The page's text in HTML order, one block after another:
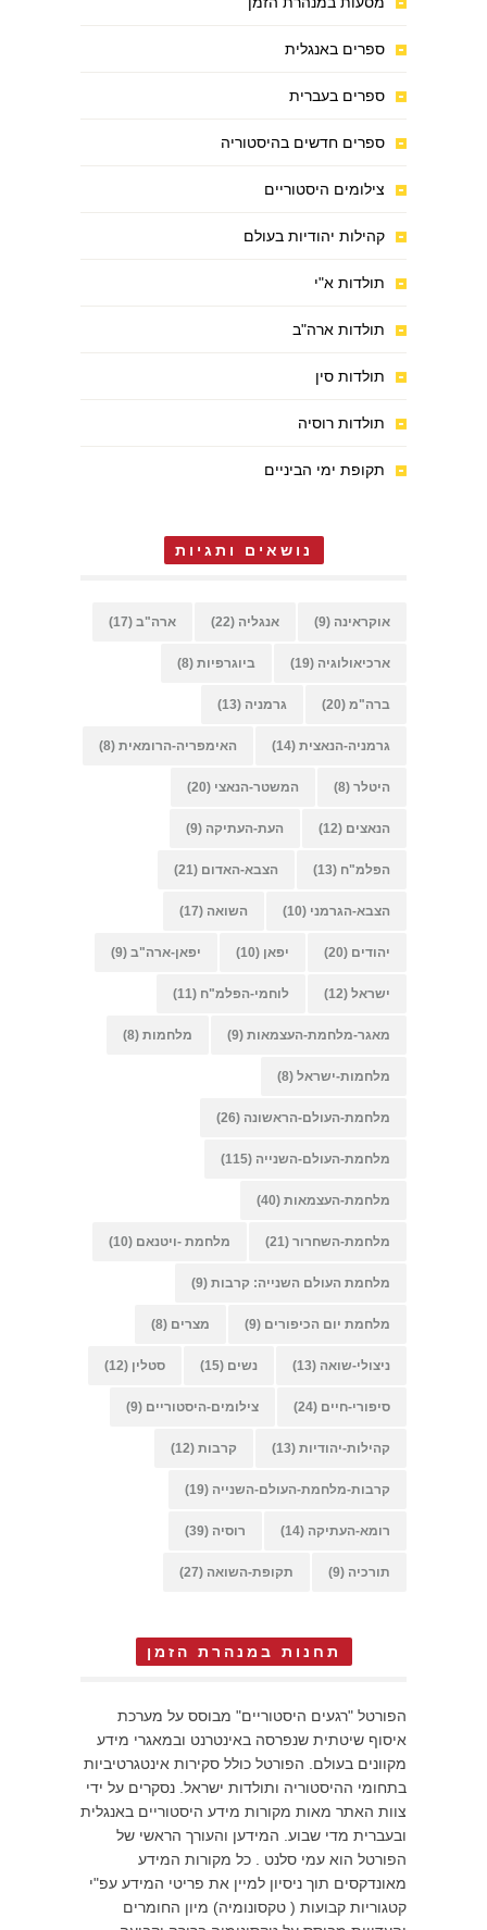
ספרים באנגלית
ספרים בעברית
ספרים חדשים בהיסטוריה
צילומים היסטוריים
קהילות יהודיות בעולם
תולדות א"י
תולדות ארה"ב
תולדות סין
תולדות רוסיה
תקופת ימי הביניים
נושאים ותגיות
אוקראינה (9) אנגליה (22) ארה"ב (17)
ארכיאולוגיה (19) ביוגרפיות (8)
ברה"מ (20) גרמניה (13)
גרמניה-הנאצית (14) האימפריה-הרומאית (8)
היטלר (8) המשטר-הנאצי (20)
הנאצים (12) העת-העתיקה (9)
הפלמ"ח (13) הצבא-האדום (21)
הצבא-הגרמני (10) השואה (17)
יהודים (20) יפאן (10) יפאן-ארה"ב (9)
ישראל (12) לוחמי-הפלמ"ח (11)
מאגר-מלחמת-העצמאות (9) מלחמות (8)
מלחמות-ישראל (8)
מלחמת-העולם-הראשונה (26)
מלחמת-העולם-השנייה (115)
מלחמת-העצמאות (40)
מלחמת-השחרור (21) מלחמת -ויטנאם (10)
מלחמת העולם השנייה: קרבות (9)
מלחמת יום הכיפורים (9) מצרים (8)
ניצולי-שואה (13) נשים (15) סטלין (12)
סיפורי-חיים (24) צילומים-היסטוריים (9)
קהילות-יהודיות (13) קרבות (12)
קרבות-מלחמת-העולם-השנייה (19)
רומא-העתיקה (14) רוסיה (39)
תורכיה (9) תקופת-השואה (27)
תחנות במנהרת הזמן
הפורטל "רגעים היסטוריים" מבוסס על מערכת
איסוף שיטתית שנפרסה באינטרנט ובמאגרי מידע
מקוונים בעולם. הפורטל כולל סקירות אינטגרטיביות
בתחומי ההיסטוריה ותולדות ישראל. נסקרים על ידי
צוות האתר מאות מקורות מידע היסטוריים באנגלית
ובעברית מדי שבוע. המידען והעורך הראשי של
הפורטל הוא עמי סלנט . כל מקורות המידע
מאונדקסים תוך ניסיון למיין את פריטי המידע עפ"י
קטגוריות קבועות ( טקסונומיה) מיון החומרים